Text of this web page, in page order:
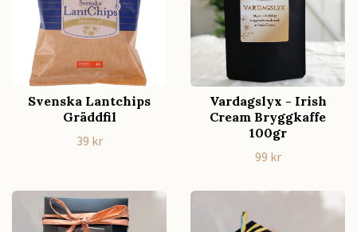
Svenska Lantchips
Gräddfil
39 kr
Vardagslyx - Irish
Cream Bryggkaffe
100gr
99 kr